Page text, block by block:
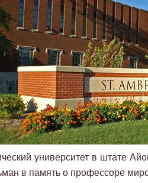
университет в штате
в память о профессоре